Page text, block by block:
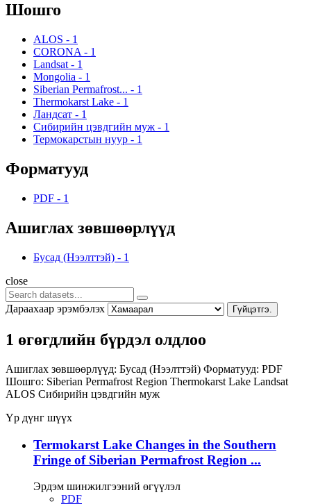
Шошго
ALOS - 1
CORONA - 1
Landsat - 1
Mongolia - 1
Siberian Permafrost... - 1
Thermokarst Lake - 1
Ландсат - 1
Сибирийн цэвдгийн муж - 1
Термокарстын нуур - 1
Форматууд
PDF - 1
Ашиглах зөвшөөрлүүд
Бусад (Нээлттэй) - 1
close
Дараахаар эрэмбэлэх Гүйцэтгэ.
1 өгөгдлийн бүрдэл олдлоо
Ашиглах зөвшөөрлүүд: Бусад (Нээлттэй) Форматууд: PDF
Шошго: Siberian Permafrost Region Thermokarst Lake Landsat
ALOS Сибирийн цэвдгийн муж
Үр дүнг шүүх
Termokarst Lake Changes in the Southern
Fringe of Siberian Permafrost Region ...
Эрдэм шинжилгээний өгүүлэл
PDF